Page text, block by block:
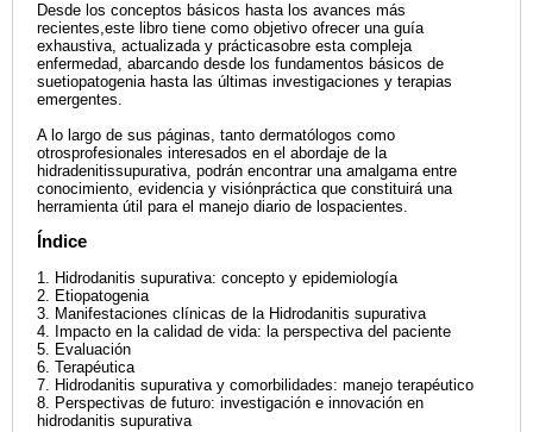
Desde los conceptos básicos hasta los avances más
recientes,este libro tiene como objetivo ofrecer una guía
exhaustiva, actualizada y prácticasobre esta compleja
enfermedad, abarcando desde los fundamentos básicos de
suetiopatogenia hasta las últimas investigaciones y terapias
emergentes.
A lo largo de sus páginas, tanto dermatólogos como
otrosprofesionales interesados en el abordaje de la
hidradenitissupurativa, podrán encontrar una amalgama entre
conocimiento, evidencia y visiónpráctica que constituirá una
herramienta útil para el manejo diario de lospacientes.
Índice
1. Hidrodanitis supurativa: concepto y epidemiología
2. Etiopatogenia
3. Manifestaciones clínicas de la Hidrodanitis supurativa
4. Impacto en la calidad de vida: la perspectiva del paciente
5. Evaluación
6. Terapéutica
7. Hidrodanitis supurativa y comorbilidades: manejo terapéutico
8. Perspectivas de futuro: investigación e innovación en
hidrodanitis supurativa